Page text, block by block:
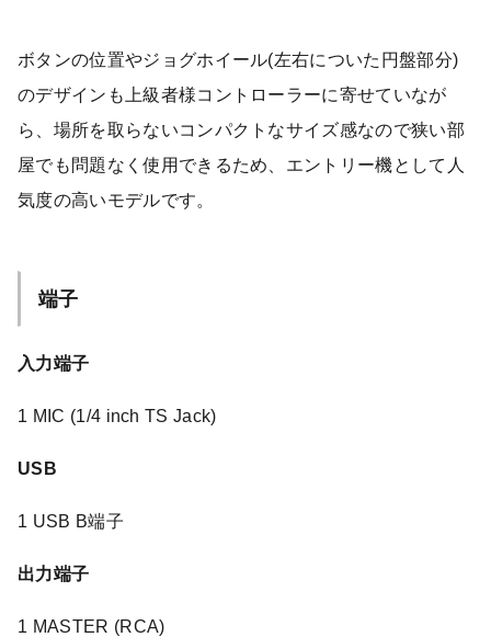
ボタンの位置やジョグホイール(左右についた円盤部分)
のデザインも上級者様コントローラーに寄せていなが
ら、場所を取らないコンパクトなサイズ感なので狭い部
屋でも問題なく使用できるため、エントリー機として人
気度の高いモデルです。
端子
入力端子
1 MIC (1/4 inch TS Jack)
USB
1 USB B端子
出力端子
1 MASTER (RCA)